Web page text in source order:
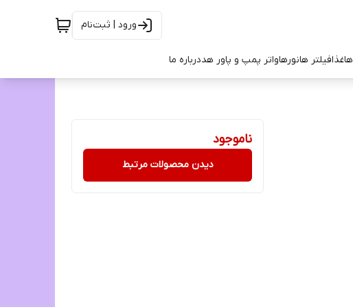
ورود | ثبت‌نام
غذافیلتر هانورهاواتر پمپ و پاور هددرباره ما
ناموجود
دیدن محصولات مرتبط